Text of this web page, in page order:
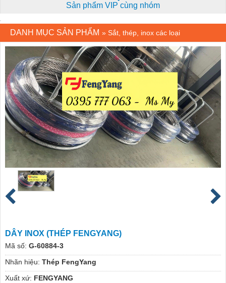
Sản phẩm VIP cùng nhóm
DANH MỤC SẢN PHẨM » Sắt, thép, inox các loại
DÂY INOX (THÉP FENGYANG)
Mã số: G-60884-3
Nhãn hiệu: Thép FengYang
Xuất xứ: FENGYANG